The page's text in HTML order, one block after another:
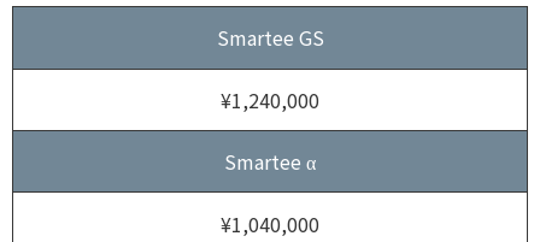
Smartee GS
¥1,240,000
Smartee α
¥1,040,000